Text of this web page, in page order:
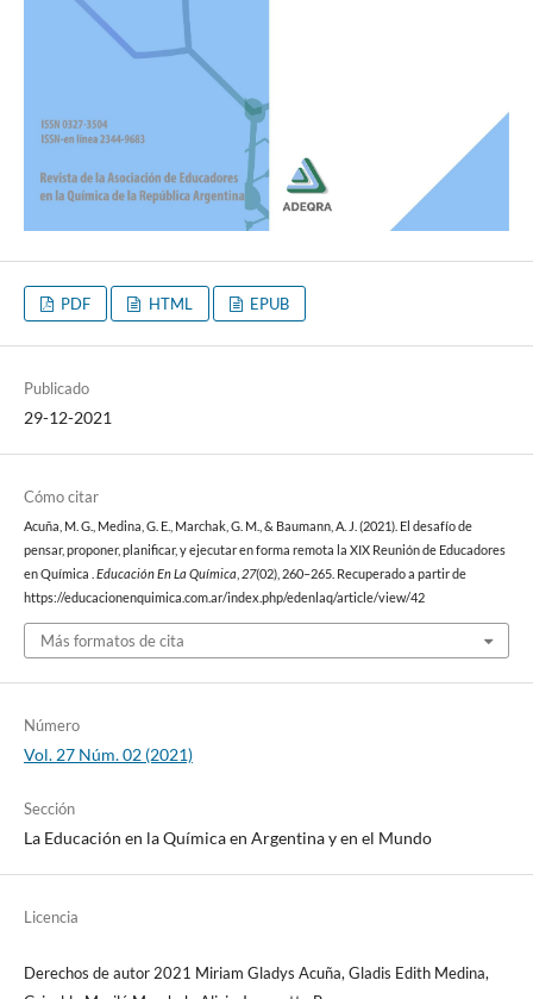
PDF HTML EPUB
Publicado
29-12-2021
Cómo citar
Acuña, M. G., Medina, G. E., Marchak, G. M., & Baumann, A. J. (2021). El desafío de
pensar, proponer, planificar, y ejecutar en forma remota la XIX Reunión de Educadores
en Química . Educación En La Química 27(02), 260–265. Recuperado a partir de
https://educacionenquimica.com.ar/index.php/edenlaq/article/view/42
Más formatos de cita
Número
Vol. 27 Núm. 02 (2021)
Sección
La Educación en la Química en Argentina y en el Mundo
Licencia
Derechos de autor 2021 Miriam Gladys Acuña, Gladis Edith Medina,